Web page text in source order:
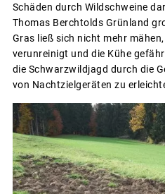
Schäden durch Wildschweine
Thomas Berchtolds Grünland
Gras ließ sich nicht mehr
verunreinigt und die Kühe
die Schwarzwildjagd durch die
von Nachtzielgeräten zu